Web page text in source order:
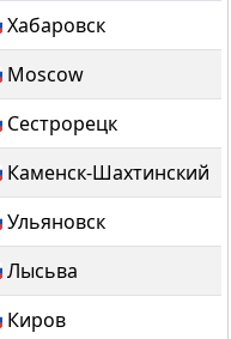
Хабаровск
Moscow
Сестрорецк
Каменск-Шахтинский
Ульяновск
Лысьва
Киров